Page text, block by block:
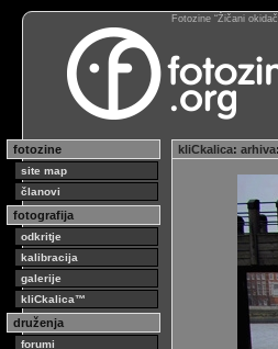
Fotozine “Žičani
fotozine
site map
članovi
fotografija
odkritje
kalibracija
galerije
kliCkalica™
druženja
forumi
kliCkalica: arhiva: